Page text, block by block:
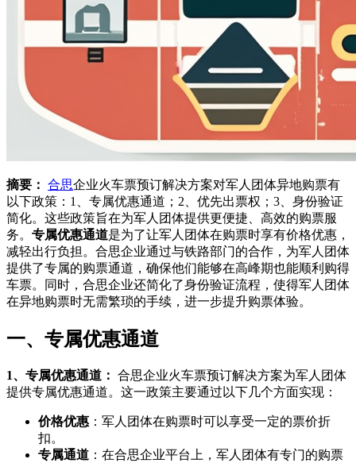
摘要： 合思企业火车票预订解决方案对军人团体异地购票有
以下政策：1、专属优惠通道；2、优先出票权；3、身份验证
简化。这些政策旨在为军人团体提供更便捷、高效的购票服
务。 专属优惠通道是为了让军人团体在购票时享有价格优惠，
减轻出行负担。合思企业通过与铁路部门的合作，为军人团体
提供了专属的购票通道，确保他们能够在高峰期也能顺利购得
车票。同时，合思企业还简化了身份验证流程，使得军人团体
在异地购票时无需繁琐的手续，进一步提升购票体验。
一、专属优惠通道
1、专属优惠通道： 合思企业火车票预订解决方案为军人团体
提供专属优惠通道。这一政策主要通过以下几个方面实现：
价格优惠 ：军人团体在购票时可以享受一定的票价折
扣。
专属通道 ：在合思企业平台上，军人团体有专门的购票